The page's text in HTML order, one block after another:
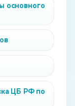
основного
ЦБ РФ по